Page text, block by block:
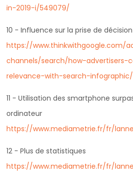
in-2019-i/549079/
10 - Influence sur la prise de décision
https://www.thinkwithgoogle.com/
channels/search/how-
relevance-with-search-infographic/
11 - Utilisation des smartphone
ordinateur
https://www.mediametrie.fr/fr/
12 - Plus de statistiques
https://www.mediametrie.fr/fr/